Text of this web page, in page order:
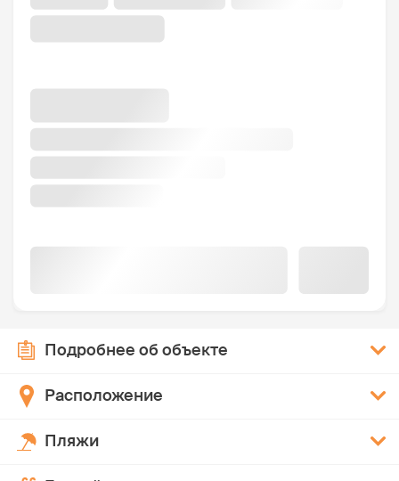
Подробнее об объекте
Расположение
Пляжи